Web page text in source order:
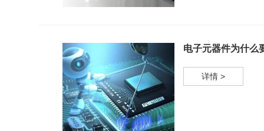
电子元器件为什么
详情 >